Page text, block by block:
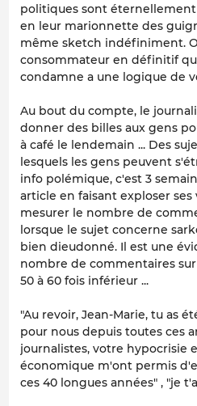
politiques sont
en leur marionnette des
même sketch indéfiniment.
consommateur en définitif
condamne a une logique de
Au bout du compte, le
donner des billes aux gens
à café le lendemain ... Des
lesquels les gens peuvent
info polémique, c'est 3
article en faisant exploser
mesurer le nombre de
lorsque le sujet concerne
bien dieudonné. Il est une
nombre de commentaires
50 à 60 fois inférieur ...
"Au revoir, Jean-Marie, tu as
pour nous depuis toutes ces
journalistes, votre hypocrisie
économique m'ont permis
ces 40 longues années" , "je